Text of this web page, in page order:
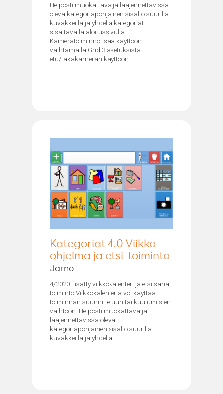
Helposti muokattava ja laajennettavissa
oleva kategoriapohjainen sisältö suurilla
kuvakkeilla ja yhdellä kategoriat
sisältävällä aloitussivulla.
Kameratoiminnot saa käyttöön
vaihtamalla Grid 3 asetuksista
etu/takakameran käyttöön. --...
Kategoriat 4.0 Viikko-
ohjelma ja etsi-toiminto
Jarno
4/2020 Lisätty viikkokalenteri ja etsi sana -
toiminto Viikkokalenteria voi käyttää
toiminnan suunnitteluun tai kuulumisien
vaihtoon. Helposti muokattava ja
laajennettavissa oleva
kategoriapohjainen sisältö suurilla
kuvakkeilla ja yhdellä...